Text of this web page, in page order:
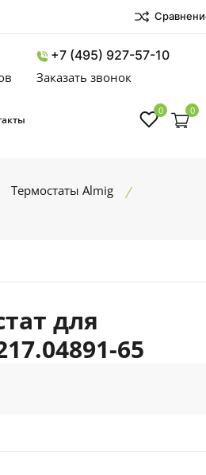
+7 (495) 927-57-10
Заказать звонок
0 0
Термостаты Almig
для
65